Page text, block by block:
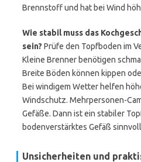
Brennstoff und hat bei Wind
Wie stabil muss das
sein? Prüfe den Topfboden im
Kleine Brenner benötigen
Breite Böden können kippen
Bei windigem Wetter helfen
Windschutz. Mehrpersonen-
Gefäße. Dann ist ein stabiler
bodenverstärktes Gefäß
Unsicherheiten und